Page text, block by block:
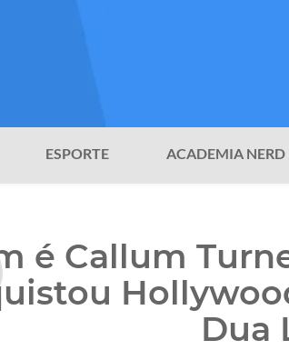
ESPORTE ACADEMIA NERD
é Callum
Dua